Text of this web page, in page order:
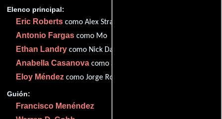
Elenco principal:
Eric Roberts como Alex Stratholme
Antonio Fargas como Mo
Ethan Landry como Nick Davis
Anabella Casanova como Stacy Lawson
Eloy Méndez como Jorge Rodriguez
Guión:
Francisco Menéndez